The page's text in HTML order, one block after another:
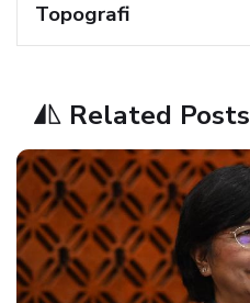
Topografi
Related Posts